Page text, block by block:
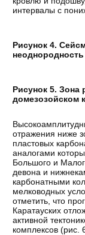
интервалы с
Рисунок 4.
Рисунок 5. Зона
домезозойском
отражения ниже
пластовых
аналогами
Большого и
девона и
карбонатными
мелководных
отметить, что
Каратауских
активной
комплексов (рис.